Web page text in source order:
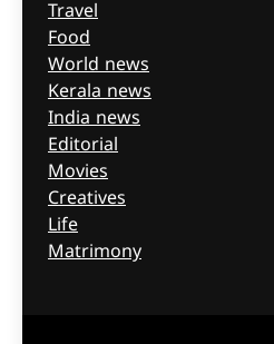
Travel
Food
World news
Kerala news
India news
Editorial
Movies
Creatives
Life
Matrimony